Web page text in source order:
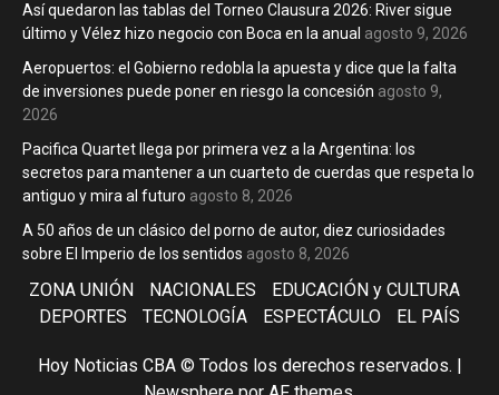
Así quedaron las tablas del Torneo Clausura 2026: River sigue
último y Vélez hizo negocio con Boca en la anual agosto 9, 2026
Aeropuertos: el Gobierno redobla la apuesta y dice que la falta
de inversiones puede poner en riesgo la concesión agosto 9,
2026
Pacifica Quartet llega por primera vez a la Argentina: los
secretos para mantener a un cuarteto de cuerdas que respeta lo
antiguo y mira al futuro agosto 8, 2026
A 50 años de un clásico del porno de autor, diez curiosidades
sobre El Imperio de los sentidos agosto 8, 2026
ZONA UNIÓN NACIONALES
EDUCACIÓN y CULTURA
DEPORTES
TECNOLOGÍA ESPECTÁCULO EL PAÍS
Hoy Noticias CBA © Todos los derechos reservados.